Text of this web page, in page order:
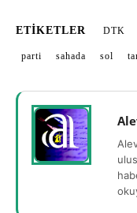
ETIKETLER DTK
parti sahada sol